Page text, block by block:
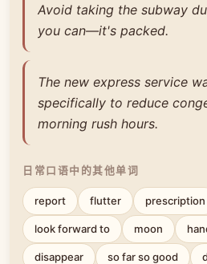
Avoid taking the subway
you can—it's packed.
The new express service
specifically to reduce
morning rush hours.
日常口语中的其他单词
report flutter prescription
look forward to moon
disappear so far so good